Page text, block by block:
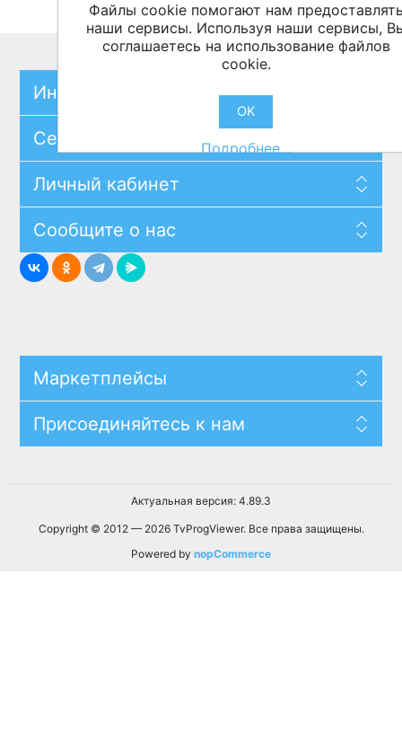
Информация
Сервисы
Личный кабинет
Сообщите о нас
Маркетплейсы
Присоединяйтесь к нам
Актуальная версия: 4.89.3
Copyright © 2012 — 2026 TvProgViewer. Все права защищены.
Powered by nopCommerce
Файлы cookie помогают нам
наши сервисы. Используя наши сервисы,
соглашаетесь на использование файлов
cookie.
OK
Подробнее...